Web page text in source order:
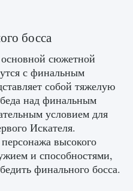
в EA FC 25
2 064 0 1
босса
сюжетной
с финальным
собой тяжелую
над финальным
условием для
Искателя.
высокого
и способностями,
финального босса.